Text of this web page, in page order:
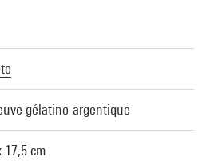
gélatino-argentique
17,5 cm